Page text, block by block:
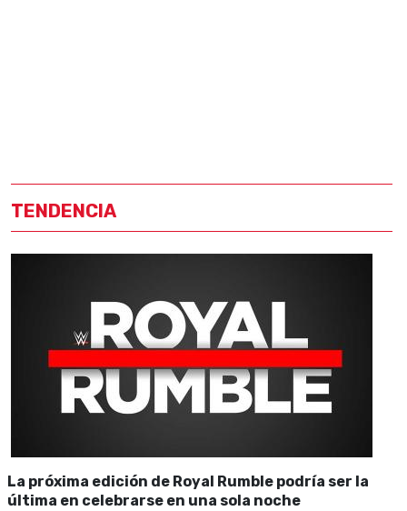
TENDENCIA
La próxima edición de Royal Rumble podría ser la
última en celebrarse en una sola noche